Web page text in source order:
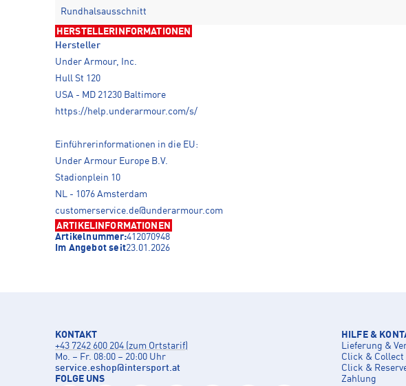
Rundhalsausschnitt
HERSTELLERINFORMATIONEN
Hersteller
Under Armour, Inc.
Hull St 120
USA - MD 21230 Baltimore
https://help.underarmour.com/s/
Einführerinformationen in die EU:
Under Armour Europe B.V.
Stadionplein 10
NL - 1076 Amsterdam
customerservice.de@underarmour.com
ARTIKELINFORMATIONEN
Artikelnummer:412070948
Im Angebot seit23.01.2026
KONTAKT
+43 7242 600 204 (zum Ortstarif)
Mo. – Fr. 08:00 – 20:00 Uhr
service.eshop@intersport.at
FOLGE UNS
HILFE &
Lieferung &
Click & Collect
Click &
Zahlung